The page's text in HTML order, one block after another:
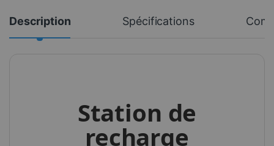
Description Spécifications
Station de
recharge